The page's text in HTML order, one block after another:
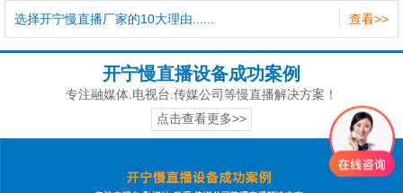
查看>>
选择开宁慢直播厂家的10大理由......
开宁慢直播设备成功案例
专注融媒体.电视台.传媒公司等慢直播解决方案！
点击查看更多>>